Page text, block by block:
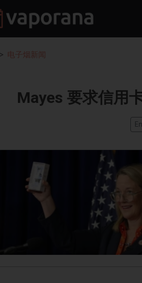
电子烟新闻
Mayes 要求信用